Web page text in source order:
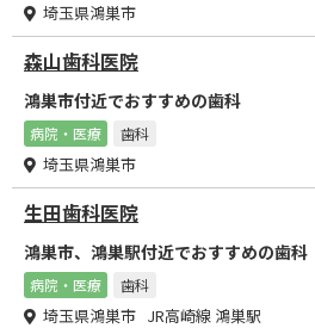
埼玉県鴻巣市
森山歯科医院
鴻巣市付近でおすすめの歯科
病院・医療 歯科
埼玉県鴻巣市
生田歯科医院
鴻巣市、鴻巣駅付近でおすすめの歯科
病院・医療 歯科
埼玉県鴻巣市 JR高崎線 鴻巣駅